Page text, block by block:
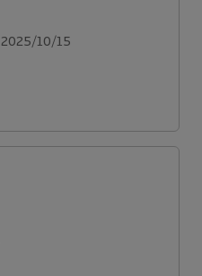
2025/10/15